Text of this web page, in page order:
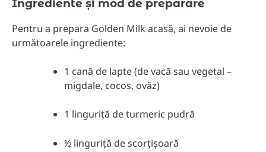
Ingrediente și mod de preparare
Pentru a prepara Golden Milk acasă, ai nevoie de
următoarele ingrediente:
1 cană de lapte (de vacă sau vegetal –
migdale, cocos, ovăz)
1 linguriță de turmeric pudră
½ linguriță de scorțișoară